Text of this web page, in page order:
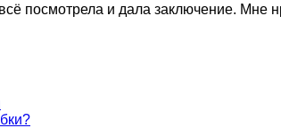
посмотрела и дала заключение. Мне